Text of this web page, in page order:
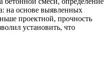
на основе выявленных
проектной, прочность
установить, что